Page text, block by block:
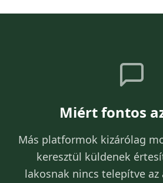
Miért fontos
Más platformok kizárólag
keresztül küldenek
lakosnak nincs telepítve az